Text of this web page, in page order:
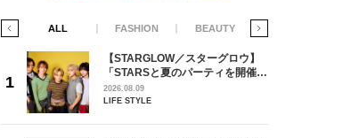
ALL FASHION BEAUTY
【STARGLOW／スターグロウ】
「STARSと夏のパーティを開催す
るなら？」3rdシングル「Drivin’
My Life」リリース記念インタビュ
2026.08.09
LIFE STYLE